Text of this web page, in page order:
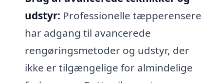
udstyr: Professionelle tæpperensere
har adgang til avancerede
rengøringsmetoder og udstyr, der
ikke er tilgængelige for almindelige